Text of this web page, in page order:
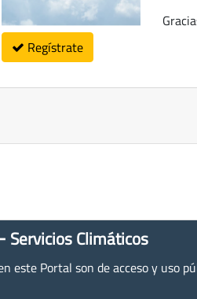
Regístrate
Servicios Climáticos
este Portal son de acceso y uso